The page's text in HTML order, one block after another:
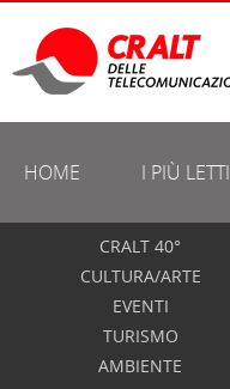
HOME I PIÙ LETTI
CRALT 40°
CULTURA/ARTE
EVENTI
TURISMO
AMBIENTE